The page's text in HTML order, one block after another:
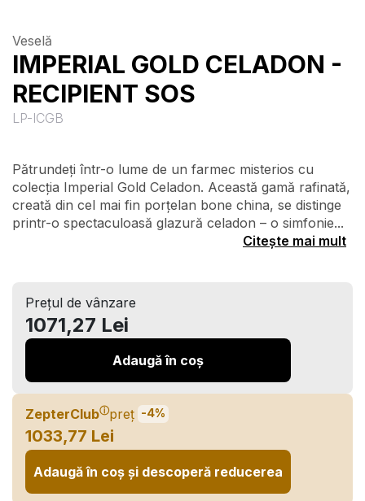
Veselă
IMPERIAL GOLD CELADON -
RECIPIENT SOS
LP-ICGB
Pătrundeți într-o lume de un farmec misterios cu
colecția Imperial Gold Celadon. Această gamă rafinată,
creată din cel mai fin porțelan bone china, se distinge
printr-o spectaculoasă glazură celadon – o simfonie...
Citește mai mult
Prețul de vânzare
1071,27 Lei
Adaugă în coș
ZepterClubⓘpreț -4%
1033,77 Lei
Adaugă în coș și descoperă reducerea